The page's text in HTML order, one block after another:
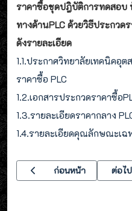
ราคาซื้อชุดปฎิบัติการทดสอบ
ทางด้านPLC ด้วยวิธีประกวด
ดังรายละเอียด
1.1.ประกาศวิทยาลัยเทคนิคอุ
ราคาซื้อ PLC
1.2.เอกสารประกวดราคาซื้อ
1.3.รายละเอียดราคากลาง
1.4.รายละเอียดคุณลักษณะเฉ
เนื้อหาก่อนหน้า: ประกาศ วิ
ก่อนหน้า เนื้อห
ต่อไป